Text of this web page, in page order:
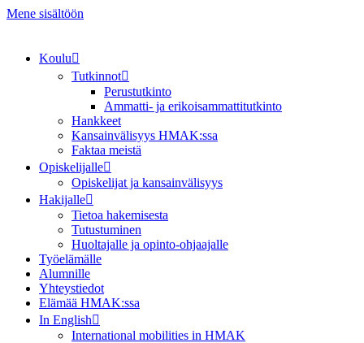
Mene sisältöön
Koulu
Tutkinnot
Perustutkinto
Ammatti- ja erikoisammattitutkinto
Hankkeet
Kansainvälisyys HMAK:ssa
Faktaa meistä
Opiskelijalle
Opiskelijat ja kansainvälisyys
Hakijalle
Tietoa hakemisesta
Tutustuminen
Huoltajalle ja opinto-ohjaajalle
Työelämälle
Alumnille
Yhteystiedot
Elämää HMAK:ssa
In English
International mobilities in HMAK